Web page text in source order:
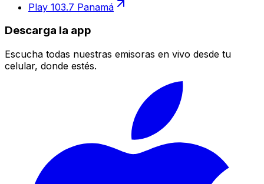
Play 103.7 Panamá
Descarga la app
Escucha todas nuestras emisoras en vivo desde tu
celular, donde estés.